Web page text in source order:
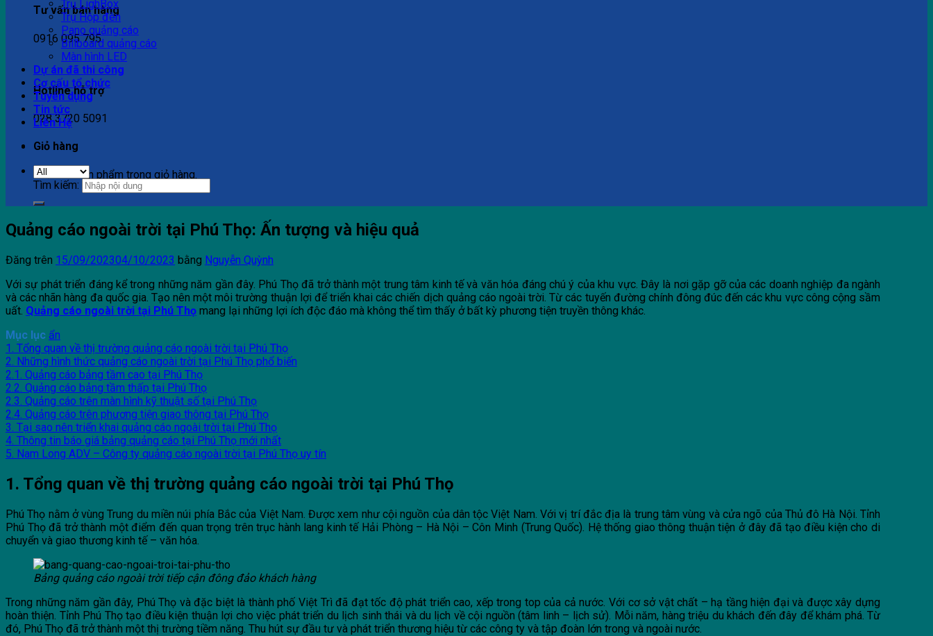
Tư vấn bán hàng
0916 095 795
Hotline hỗ trợ
028 3720 5091
Giỏ hàng
Chưa có sản phẩm trong giỏ hàng.
Trụ LighBox
Trụ Hộp đèn
Pano quảng cáo
Billboard quảng cáo
Màn hình LED
Dự án đã thi công
Cơ cấu tổ chức
Tuyển dụng
Tin tức
Liên Hệ
Tìm kiếm:
Quảng cáo ngoài trời tại Phú Thọ: Ấn tượng và hiệu quả
Đăng trên 15/09/202304/10/2023 bằng Nguyễn Quỳnh
Với sự phát triển đáng kể trong những năm gần đây. Phú Thọ đã trở thành một trung tâm kinh tế và văn hóa đáng chú ý của khu vực. Đây là nơi gặp gỡ của các doanh nghiệp đa ngành
và các nhãn hàng đa quốc gia. Tạo nên một môi trường thuận lợi để triển khai các chiến dịch quảng cáo ngoài trời. Từ các tuyến đường chính đông đúc đến các khu vực công cộng sầm
uất. Quảng cáo ngoài trời tại Phú Thọ mang lại những lợi ích độc đáo mà không thể tìm thấy ở bất kỳ phương tiện truyền thông khác.
Mục lục ẩn
1. Tổng quan về thị trường quảng cáo ngoài trời tại Phú Thọ
2. Những hình thức quảng cáo ngoài trời tại Phú Thọ phổ biến
2.1. Quảng cáo bảng tầm cao tại Phú Thọ
2.2. Quảng cáo bảng tầm thấp tại Phú Thọ
2.3. Quảng cáo trên màn hình kỹ thuật số tại Phú Thọ
2.4. Quảng cáo trên phương tiện giao thông tại Phú Thọ
3. Tại sao nên triển khai quảng cáo ngoài trời tại Phú Thọ
4. Thông tin báo giá bảng quảng cáo tại Phú Thọ mới nhất
5. Nam Long ADV – Công ty quảng cáo ngoài trời tại Phú Thọ uy tín
1. Tổng quan về thị trường quảng cáo ngoài trời tại Phú Thọ
Phú Thọ nằm ở vùng Trung du miền núi phía Bắc của Việt Nam. Được xem như cội nguồn của dân tộc Việt Nam. Với vị trí đắc địa là trung tâm vùng và cửa ngõ của Thủ đô Hà Nội. Tỉnh
Phú Thọ đã trở thành một điểm đến quan trọng trên trục hành lang kinh tế Hải Phòng – Hà Nội – Côn Minh (Trung Quốc). Hệ thống giao thông thuận tiện ở đây đã tạo điều kiện cho di
chuyển và giao thương kinh tế – văn hóa.
Bảng quảng cáo ngoài trời tiếp cận đông đảo khách hàng
Trong những năm gần đây, Phú Thọ và đặc biệt là thành phố Việt Trì đã đạt tốc độ phát triển cao, xếp trong top của cả nước. Với cơ sở vật chất – hạ tầng hiện đại và được xây dựng
hoàn thiện. Tỉnh Phú Thọ tạo điều kiện thuận lợi cho việc phát triển du lịch sinh thái và du lịch về cội nguồn (tâm linh – lịch sử). Mỗi năm, hàng triệu du khách đến đây để khám phá. Từ
đó, Phú Thọ đã trở thành một thị trường tiềm năng. Thu hút sự đầu tư và phát triển thương hiệu từ các công ty và tập đoàn lớn trong và ngoài nước.